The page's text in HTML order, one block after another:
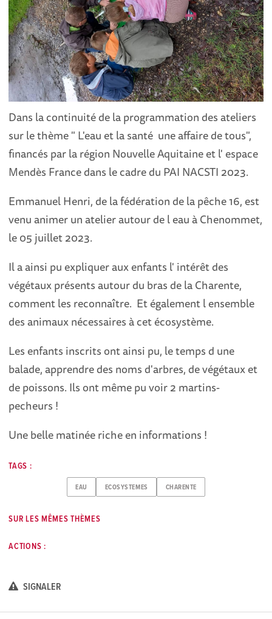
Dans la continuité de la programmation des ateliers
sur le thème " L'eau et la santé une affaire de tous",
financés par la région Nouvelle Aquitaine et l' espace
Mendès France dans le cadre du PAI NACSTI 2023.
Emmanuel Henri, de la fédération de la pêche 16, est
venu animer un atelier autour de l eau à Chenommet,
le 05 juillet 2023.
Il a ainsi pu expliquer aux enfants l' intérêt des
végétaux présents autour du bras de la Charente,
comment les reconnaître. Et également l ensemble
des animaux nécessaires à cet écosystème.
Les enfants inscrits ont ainsi pu, le temps d une
balade, apprendre des noms d'arbres, de végétaux et
de poissons. Ils ont même pu voir 2 martins-
pecheurs !
Une belle matinée riche en informations !
TAGS :
EAU ECOSYSTEMES CHARENTE
SUR LES MÊMES THÈMES
ACTIONS :
SIGNALER